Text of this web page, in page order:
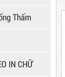
Thấm
IN CHỮ
Thấm
New